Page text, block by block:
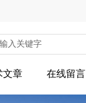
文章 在线留言